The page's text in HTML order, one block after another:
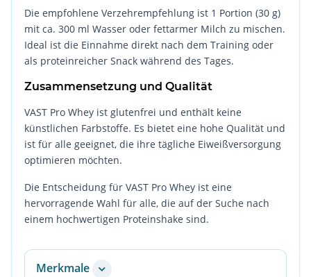
Die empfohlene Verzehrempfehlung ist 1 Portion (30 g)
mit ca. 300 ml Wasser oder fettarmer Milch zu mischen.
Ideal ist die Einnahme direkt nach dem Training oder
als proteinreicher Snack während des Tages.
Zusammensetzung und Qualität
VAST Pro Whey ist glutenfrei und enthält keine
künstlichen Farbstoffe. Es bietet eine hohe Qualität und
ist für alle geeignet, die ihre tägliche Eiweißversorgung
optimieren möchten.
Die Entscheidung für VAST Pro Whey ist eine
hervorragende Wahl für alle, die auf der Suche nach
einem hochwertigen Proteinshake sind.
Merkmale